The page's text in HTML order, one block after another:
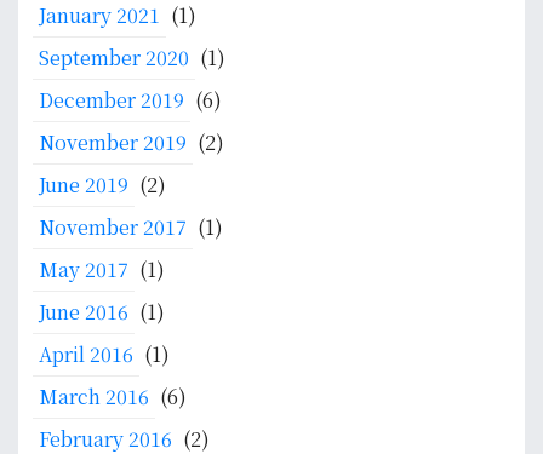
January 2021 (1)
September 2020 (1)
December 2019 (6)
November 2019 (2)
June 2019 (2)
November 2017 (1)
May 2017 (1)
June 2016 (1)
April 2016 (1)
March 2016 (6)
February 2016 (2)